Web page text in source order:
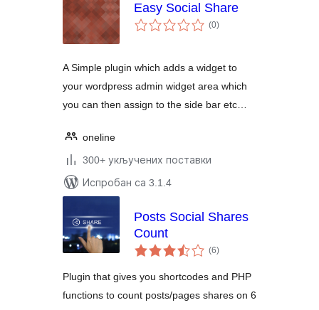
Easy Social Share
(0укупних
оцена
)
A Simple plugin which adds a widget to
your wordpress admin widget area which
you can then assign to the side bar etc…
oneline
300+ укључених поставки
Испробан са 3.1.4
Posts Social Shares
Count
(6укупних
оцена
)
Plugin that gives you shortcodes and PHP
functions to count posts/pages shares on 6